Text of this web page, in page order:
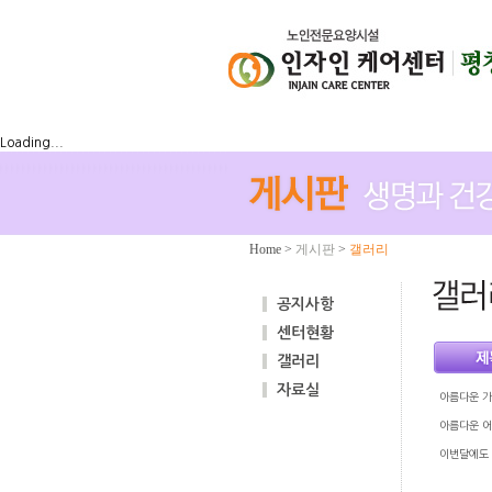
Loading...
Home > 게시판 > 갤러리
공지사항
센터현황
갤러리
자료실
아름다운 가
아름다운
이번달에